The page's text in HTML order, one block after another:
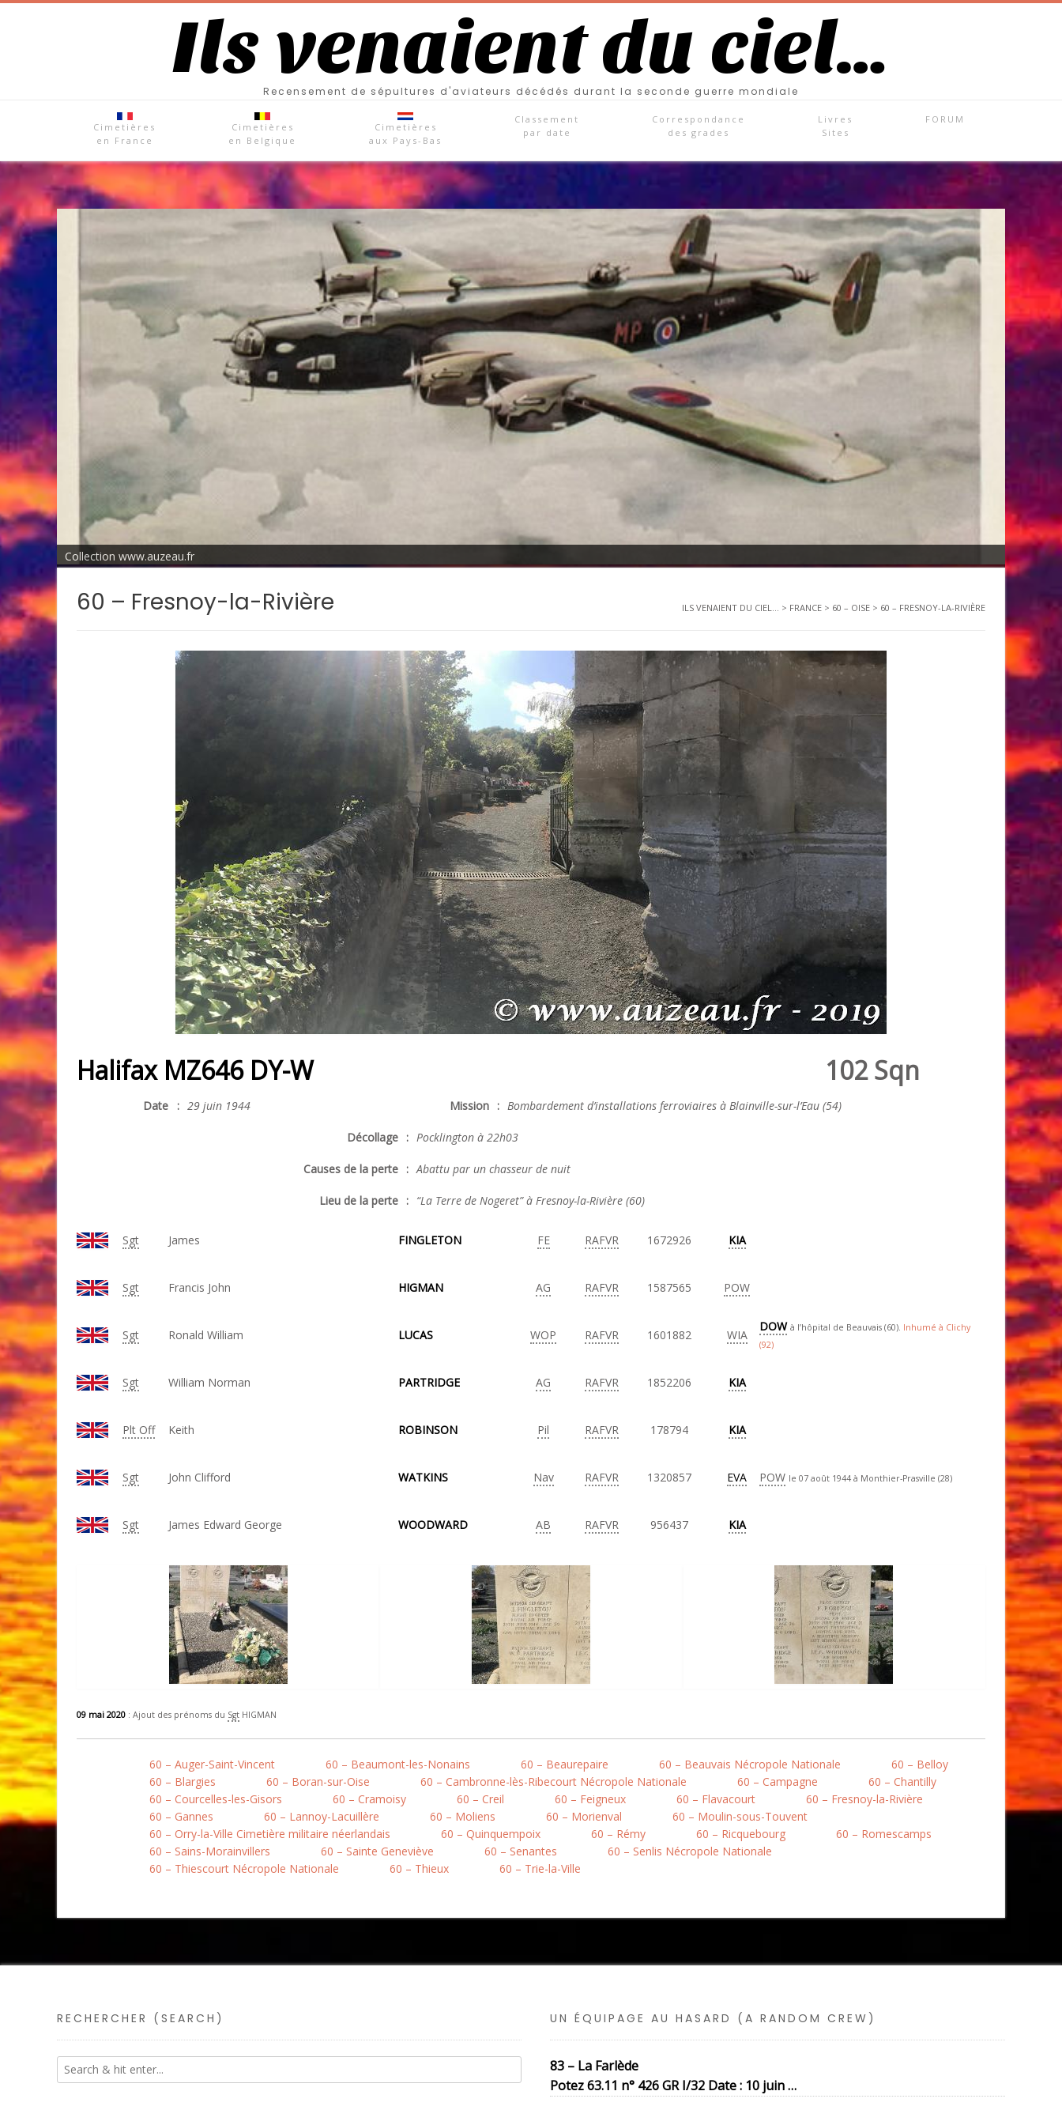
Ils venaient du ciel…
Recensement de sépultures d'aviateurs décédés durant la seconde guerre mondiale
Cimetières
en France
Cimetières
en Belgique
Cimetières
aux Pays-Bas
Classement
par date
Correspondance
des grades
Livres
Sites
FORUM
Collection www.auzeau.fr
60 – Fresnoy-la-Rivière ILS VENAIENT DU CIEL... > FRANCE > 60 – OISE > 60 – FRESNOY-LA-RIVIÈRE
Halifax MZ646 DY-W 102 Sqn
Date : 29 juin 1944 Mission : Bombardement d’installations ferroviaires à Blainville-sur-l’Eau (54)
Décollage : Pocklington à 22h03
Causes de la perte : Abattu par un chasseur de nuit
Lieu de la perte : “La Terre de Nogeret” à Fresnoy-la-Rivière (60)
Sgt James FINGLETON FE RAFVR 1672926 KIA
Sgt Francis John HIGMAN AG RAFVR 1587565 POW
Sgt Ronald William LUCAS WOP RAFVR 1601882 WIA
DOW à l’hôpital de Beauvais (60). Inhumé à Clichy
(92)
Sgt William Norman PARTRIDGE AG RAFVR 1852206 KIA
Plt Off Keith ROBINSON Pil RAFVR 178794 KIA
Sgt John Clifford WATKINS Nav RAFVR 1320857 EVA POW le 07 août 1944 à Monthier-Prasville (28)
Sgt James Edward George WOODWARD AB RAFVR 956437 KIA
09 mai 2020 : Ajout des prénoms du Sgt HIGMAN
60 – Auger-Saint-Vincent 60 – Beaumont-les-Nonains 60 – Beaurepaire 60 – Beauvais Nécropole Nationale
60 – Belloy
60 – Blargies
60 – Boran-sur-Oise 60 – Cambronne-lès-Ribecourt Nécropole Nationale 60 – Campagne
60 – Chantilly
60 – Courcelles-les-Gisors
60 – Cramoisy 60 – Creil 60 – Feigneux 60 – Flavacourt
60 – Fresnoy-la-Rivière
60 – Gannes
60 – Lannoy-Lacuillère 60 – Moliens 60 – Morienval
60 – Moulin-sous-Touvent
60 – Orry-la-Ville Cimetière militaire néerlandais
60 – Quinquempoix 60 – Rémy 60 – Ricquebourg
60 – Romescamps
60 – Sains-Morainvillers
60 – Sainte Geneviève 60 – Senantes
60 – Senlis Nécropole Nationale
60 – Thiescourt Nécropole Nationale
60 – Thieux 60 – Trie-la-Ville
RECHERCHER (SEARCH) UN ÉQUIPAGE AU HASARD (A RANDOM CREW)
83 – La Farlède
Potez 63.11 n° 426 GR I/32 Date : 10 juin …